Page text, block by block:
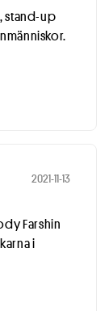
stand-up
2021-11-13
Farshin
i